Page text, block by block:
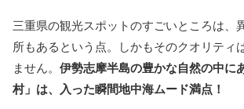
三重県の観光スポットのすごいところは、
所もあるという点。しかもそのクオリティ
ません。 伊勢志摩半島の豊かな自然の中に
村」は、入った瞬間地中海ムード満点！